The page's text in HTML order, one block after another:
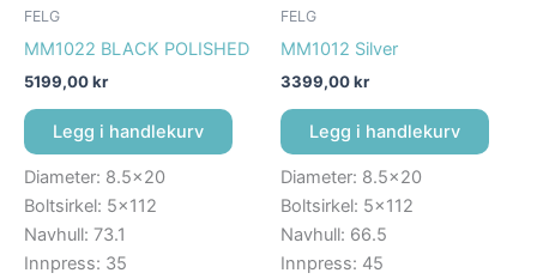
FELG
MM1022 BLACK POLISHED
5199,00kr
Legg i handlekurv
Diameter: 8.5×20
Boltsirkel: 5×112
Navhull: 73.1
Innpress: 35
FELG
MM1012 Silver
3399,00kr
Legg i handlekurv
Diameter: 8.5×20
Boltsirkel: 5×112
Navhull: 66.5
Innpress: 45